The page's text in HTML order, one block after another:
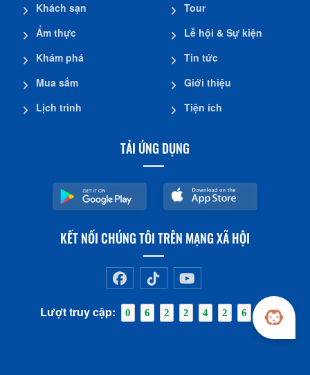
Khách sạn
Ẩm thực
Khám phá
Mua sắm
Lịch trình
Tour
Lễ hội & Sự kiện
Tin tức
Giới thiệu
Tiện ích
TẢI ỨNG DỤNG
KẾT NỐI CHÚNG TÔI TRÊN MẠNG XÃ HỘI
Lượt truy cập: 0 6 2 2 4 2 6 7